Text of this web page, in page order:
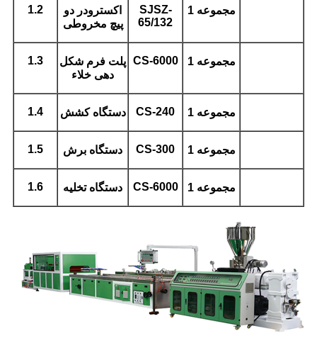
1.2
اکسترودر دو
پیچ مخروطی
SJSZ-
65/132
1 مجموعه
1.3
پلت فرم شکل
دهی خلاء
CS-6000 1 مجموعه
1.4 دستگاه کشش CS-240 1 مجموعه
1.5 دستگاه برش CS-300 1 مجموعه
1.6 دستگاه تخلیه CS-6000 1 مجموعه